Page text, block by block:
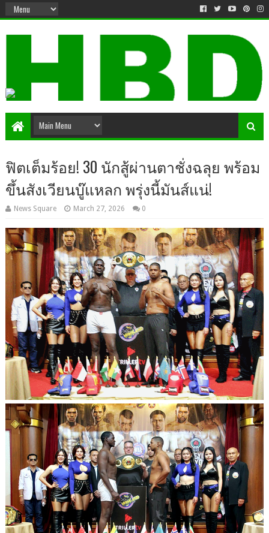
ฟิตเต็มร้อย! 30 นักสู้ผ่านตาชั่งฉลุย พร้อม
ขึ้นสังเวียนบู๊แหลก พรุ่งนี้มันส์แน่!
News Square March 27, 2026 0